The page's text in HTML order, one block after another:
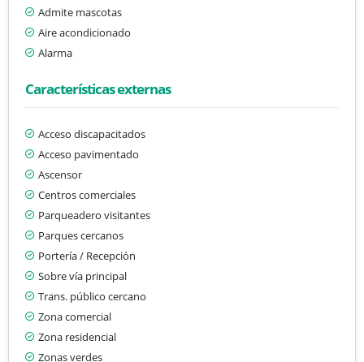
Admite mascotas
Aire acondicionado
Alarma
Características externas
Acceso discapacitados
Acceso pavimentado
Ascensor
Centros comerciales
Parqueadero visitantes
Parques cercanos
Portería / Recepción
Sobre vía principal
Trans. público cercano
Zona comercial
Zona residencial
Zonas verdes